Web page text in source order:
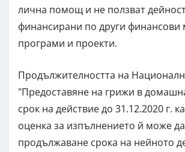
лична помощ и не ползват
финансирани по други финансови
програми и проекти.
Продължителността на
"Предоставяне на грижи в
срок на действие до 31.12.2020 г.
оценка за изпълнението й може
продължаване срока на нейното